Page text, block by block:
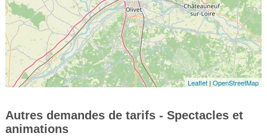
Leaflet |OpenStreetMap
Autres demandes de tarifs - Spectacles et
animations